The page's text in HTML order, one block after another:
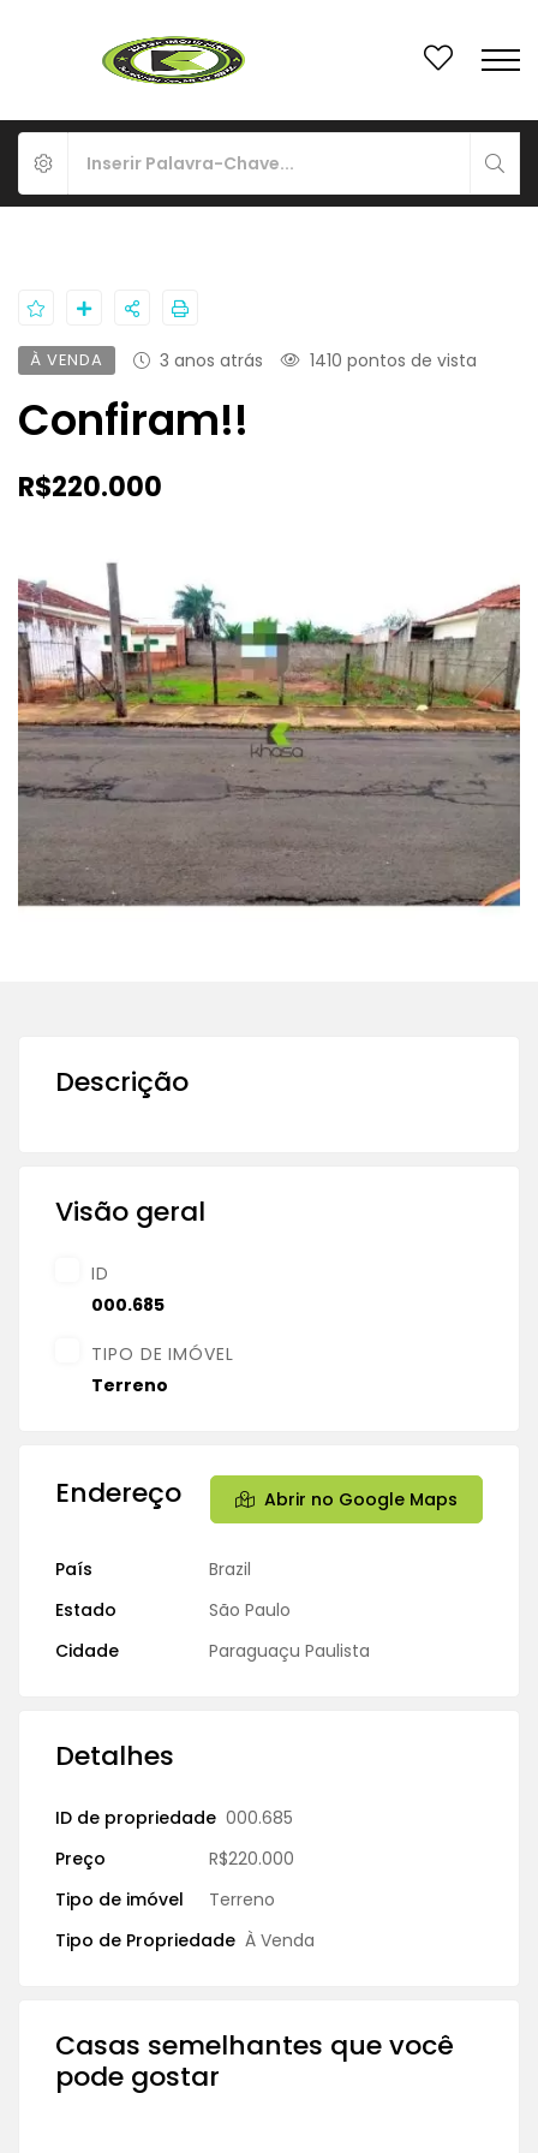
À VENDA 3 anos atrás 1410 pontos de vista
Confiram!!
R$220.000
Descrição
Visão geral
ID
000.685
TIPO DE IMÓVEL
Terreno
Endereço Abrir no Google Maps
País
Brazil
Estado
São Paulo
Cidade
Paraguaçu Paulista
Detalhes
ID de propriedade 000.685
Preço
R$220.000
Tipo de imóvel
Terreno
Tipo de Propriedade À Venda
Casas semelhantes que você
pode gostar